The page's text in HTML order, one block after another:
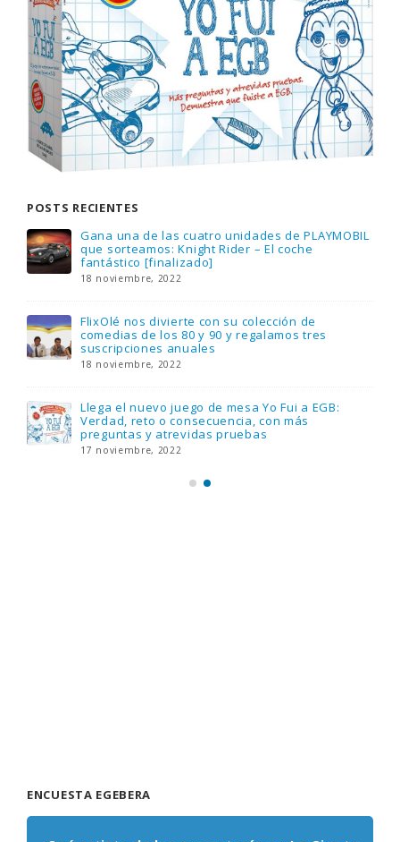
POSTS RECIENTES
Gana una de las cuatro unidades de PLAYMOBIL
que sorteamos: Knight Rider – El coche
fantástico [finalizado]
18 noviembre, 2022
FlixOlé nos divierte con su colección de
comedias de los 80 y 90 y regalamos tres
suscripciones anuales
18 noviembre, 2022
Llega el nuevo juego de mesa Yo Fui a EGB:
Verdad, reto o consecuencia, con más
preguntas y atrevidas pruebas
17 noviembre, 2022
ENCUESTA EGEBERA